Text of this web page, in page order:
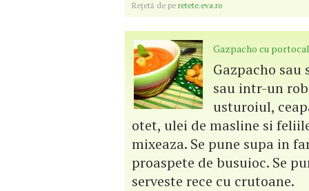
Reţetă de pe retete.eva.ro
Gazpacho cu
Gazpacho
sau intr-un
usturoiul,
otet, ulei de masline si
mixeaza. Se pune supa in
proaspete de busuioc. Se
serveste rece cu crutoane.